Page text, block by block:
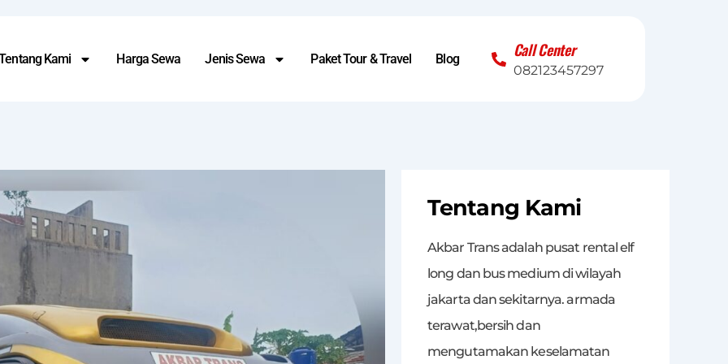
Kami Harga Sewa Jenis Sewa Paket Tour & Travel Blog Call Center
082123457297
Tentang Kami
Akbar Trans adalah pusat rental elf
long dan bus medium di wilayah
jakarta dan sekitarnya. armada
terawat,bersih dan
mengutamakan keselamatan